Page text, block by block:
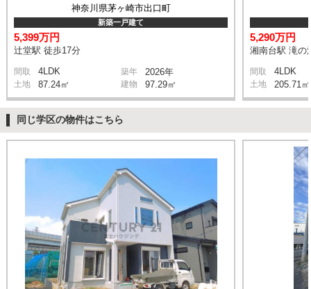
神奈川県茅ヶ崎市出口町
新築一戸建て
5,399万円
辻堂駅 徒歩17分
間取 4LDK 築年 2026年
土地 87.24㎡ 建物 97.29㎡
5,290万円
湘南台駅 滝の
間取 4LDK
土地 205.71㎡
同じ学区の物件はこちら